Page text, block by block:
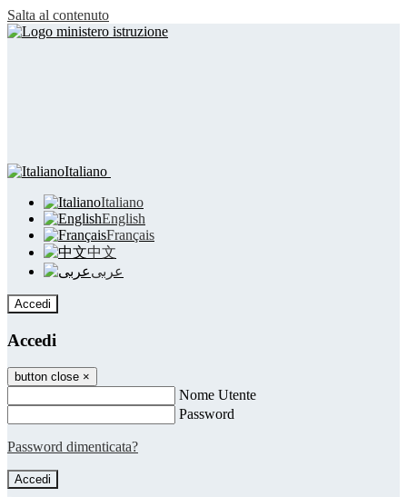
Salta al contenuto
Italiano
Italiano
English
Français
中文
عربى
Accedi
Accedi
button close ×
Nome Utente
Password
Password dimenticata?